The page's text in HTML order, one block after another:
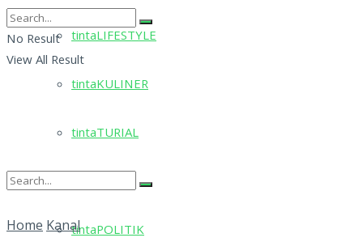
tintaLIFESTYLE
tintaKULINER
tintaTURIAL
tintaPOLITIK
No Result
View All Result
Home Kanal